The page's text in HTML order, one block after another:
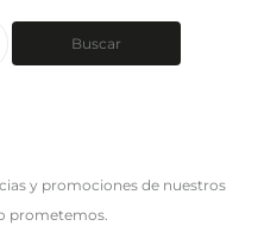
Buscar
y promociones de nuestros
prometemos.